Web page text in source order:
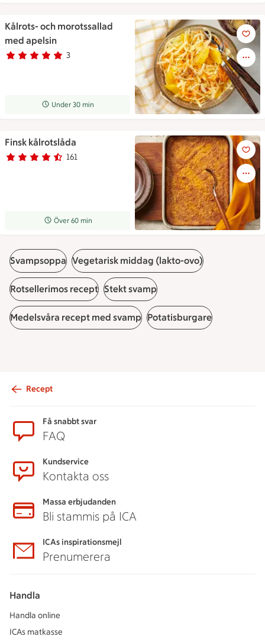
Kålrots- och morotssallad
med apelsin
Betyg 5 av 5.
3
3 personer har röstat
Receptet tar Under 30 min att tillaga
Under 30 min
Skål med riven morot- och
Finsk kålrotslåda
Betyg 4.3 av 5. 161
161 personer har röstat
Receptet tar Över 60 min att tillaga
Över 60 min
Finsk kålrotslåda
Svampsoppa Vegetarisk middag (lakto-ovo)
Rotsellerimos recept Stekt svamp
Medelsvåra recept med svamp Potatisburgare
Recept
Få snabbt svar
FAQ
Kundservice
Kontakta oss
Massa erbjudanden
Bli stammis på ICA
ICAs inspirationsmejl
Prenumerera
Handla
Handla online
ICAs matkasse